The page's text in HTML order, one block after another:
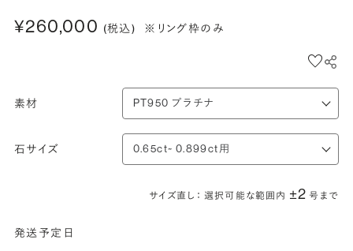
¥260,000 (税込) ※リング枠のみ
素材
石サイズ
サイズ直し： 選択可能な範囲内 ±2 号まで
発送予定日